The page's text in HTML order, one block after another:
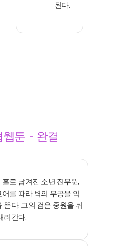
된다.
툰 - 완결
로 남겨진 소년 진무원,
를 따라 벽의 무공을 익
뜬다. 그의 검은 중원을 뒤
려간다.